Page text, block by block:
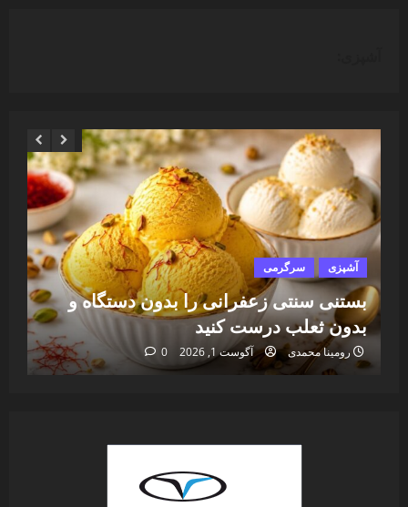
آشپزی سرگرمی
بستنی سنتی زعفرانی را بدون دستگاه و
بدون ثعلب درست کنید
رومینا محمدی آگوست 1, 2026 0